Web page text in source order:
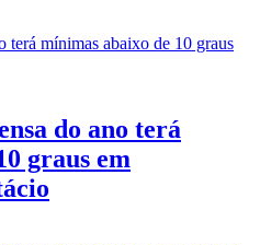
do ano terá
graus em